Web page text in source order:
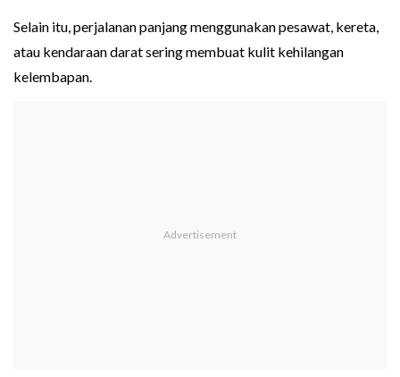
Selain itu, perjalanan panjang menggunakan pesawat, kereta,
atau kendaraan darat sering membuat kulit kehilangan
kelembapan.